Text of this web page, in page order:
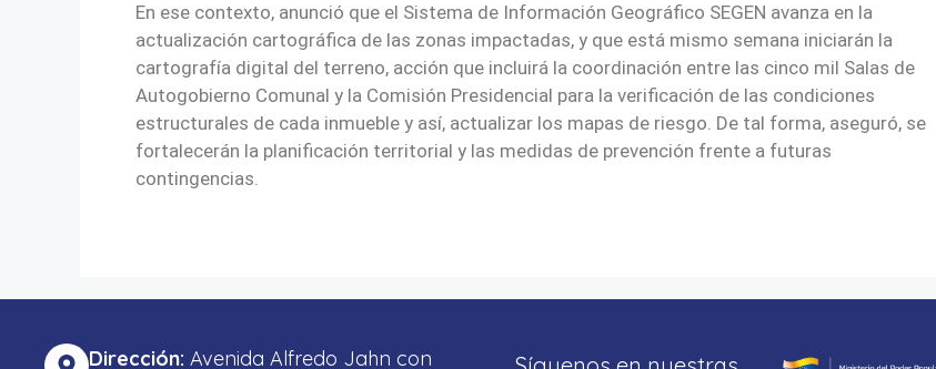
En ese contexto, anunció que el Sistema de Información Geográfico SEGEN avanza en la
actualización cartográfica de las zonas impactadas, y que está mismo semana iniciarán la
cartografía digital del terreno, acción que incluirá la coordinación entre las cinco mil Salas de
Autogobierno Comunal y la Comisión Presidencial para la verificación de las condiciones
estructurales de cada inmueble y así, actualizar los mapas de riesgo. De tal forma, aseguró, se
fortalecerán la planificación territorial y las medidas de prevención frente a futuras
contingencias.
Dirección: Avenida Alfredo Jahn con